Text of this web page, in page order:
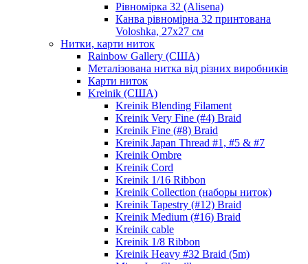
Рівномірка 32 (Alisena)
Канва рівномірна 32 принтована
Voloshka, 27х27 см
Нитки, карти ниток
Rainbow Gallery (США)
Металізована нитка від різних виробників
Карти ниток
Kreinik (США)
Kreinik Blending Filament
Kreinik Very Fine (#4) Braid
Kreinik Fine (#8) Braid
Kreinik Japan Thread #1, #5 & #7
Kreinik Ombre
Kreinik Cord
Kreinik 1/16 Ribbon
Kreinik Collection (наборы ниток)
Kreinik Tapestry (#12) Braid
Kreinik Medium (#16) Braid
Kreinik cable
Kreinik 1/8 Ribbon
Kreinik Heavy #32 Braid (5m)